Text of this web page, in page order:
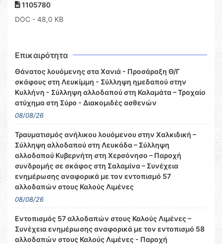
1105780
DOC - 48,0 KB
Επικαιρότητα
Θάνατος λουόμενης στα Χανιά - Προσάραξη Θ/Γ
σκάφους στη Λευκίμμη - Σύλληψη ημεδαπού στην
Κυλλήνη - Σύλληψη αλλοδαπού στη Καλαμάτα – Τροχαίο
ατύχημα στη Σύρο - Διακομιδές ασθενών
08/08/26
Τραυματισμός ανήλικου λουόμενου στην Χαλκιδική –
Σύλληψη αλλοδαπού στη Λευκάδα – Σύλληψη
αλλοδαπού Κυβερνήτη στη Χερσόνησο – Παροχή
συνδρομής σε σκάφος στη Σαλαμίνα – Συνέχεια
ενημέρωσης αναφορικά με τον εντοπισμό 57
αλλοδαπών στους Καλούς Λιμένες
08/08/26
Εντοπισμός 57 αλλοδαπών στους Καλούς Λιμένες –
Συνέχεια ενημέρωσης αναφορικά με τον εντοπισμό 58
αλλοδαπών στους Καλούς Λιμένες - Παροχή